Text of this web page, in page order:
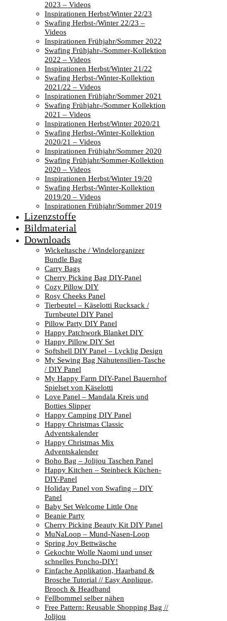
2023 – Videos
Inspirationen Herbst/Winter 22/23
Swafing Herbst-/Winter 22/23 –
Videos
Inspirationen Frühjahr/Sommer 2022
Swafing Frühjahr-/Sommer-Kollektion
2022 – Videos
Inspirationen Herbst/Winter 21/22
Swafing Herbst-/Winter-Kollektion
2021/22 – Videos
Inspirationen Frühjahr/Sommer 2021
Swafing Frühjahr-/Sommer Kollektion
2021 – Videos
Inspirationen Herbst/Winter 2020/21
Swafing Herbst-/Winter-Kollektion
2020/21 – Videos
Inspirationen Frühjahr/Sommer 2020
Swafing Frühjahr/Sommer-Kollektion
2020 – Videos
Inspirationen Herbst/Winter 19/20
Swafing Herbst-/Winter-Kollektion
2019/20 – Videos
Inspirationen Frühjahr/Sommer 2019
Lizenzstoffe
Bildmaterial
Downloads
Wickeltasche / Windelorganizer
Bundle Bag
Carry Bags
Cherry Picking Bag DIY-Panel
Cozy Pillow DIY
Rosy Cheeks Panel
Tierbeutel – Käselotti Rucksack /
Turnbeutel DIY Panel
Pillow Party DIY Panel
Happy Patchwork Blanket DIY
Happy Pillow DIY Set
Softshell DIY Panel – Lycklig Design
My Sewing Bag Nähutensilien-Tasche
/ DIY Panel
My Happy Farm DIY-Panel Bauernhof
Spielset von Käselotti
Love Panel – Mandala Kreis und
Botties Slipper
Happy Camping DIY Panel
Happy Christmas Classic
Adventskalender
Happy Christmas Mix
Adventskalender
Boho Bag – Jolijou Taschen Panel
Happy Kitchen – Steinbeck Küchen-
DIY-Panel
Holiday Panel von Swafing – DIY
Panel
Baby Set Welcome Little One
Beanie Party
Cherry Picking Beauty Kit DIY Panel
MuNaLoop – Mund-Nasen-Loop
Spring Joy Bettwäsche
Gekochte Wolle Naomi und unser
schnelles Poncho-DIY!
Einfache Applikation, Haarband &
Brosche Tutorial // Easy Applique,
Brooch & Headband
Fellbommel selber nähen
Free Pattern: Reusable Shopping Bag //
Jolijou